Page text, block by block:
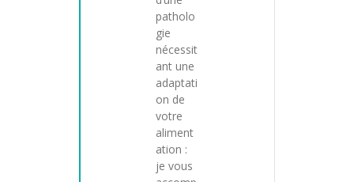
patholo
gie
nécessit
ant une
adaptati
on de
votre
aliment
ation :
je vous